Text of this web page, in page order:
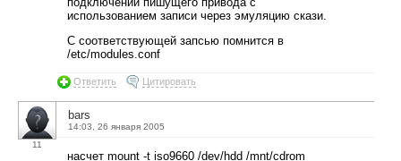
использованием записи через эмуляцию скази.
С соответствующей запсью помнится в
/etc/modules.conf
Ответить Цитировать
11
bars
14:03, 26 января 2005
насчет mount -t iso9660 /dev/hdd /mnt/cdrom